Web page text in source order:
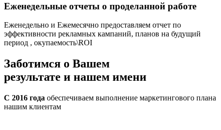
Еженедельные отчеты о проделанной работе
Еженедельно и Ежемесячно предоставляем отчет по
эффективности рекламных кампаний, планов на будущий
период , окупаемость\ROI
Заботимся о Вашем
результате и нашем имени
С 2016 года обеспечиваем выполнение маркетингового плана
нашим клиентам